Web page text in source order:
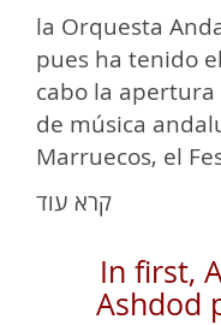
la Orquesta
pues ha tenido
cabo la
de música
Marruecos, el
(Aurora Israel,
קרא עוד
In first,
Ashdod